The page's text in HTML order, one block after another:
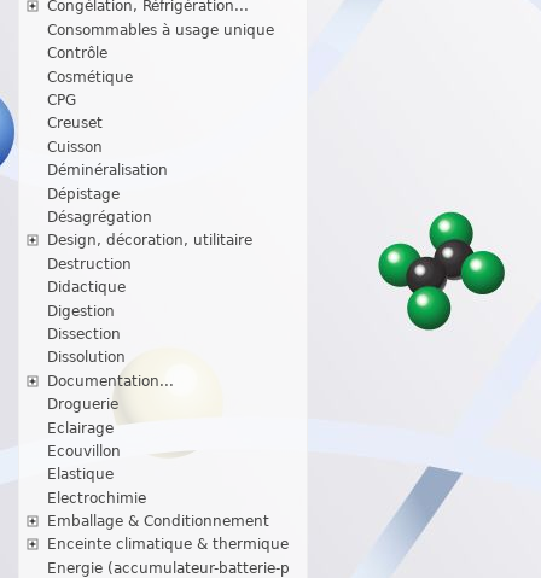
Congélation, Réfrigération...
Consommables à usage unique
Contrôle
Cosmétique
CPG
Creuset
Cuisson
Déminéralisation
Dépistage
Désagrégation
Design, décoration, utilitaire
Destruction
Didactique
Digestion
Dissection
Dissolution
Documentation...
Droguerie
Eclairage
Ecouvillon
Elastique
Electrochimie
Emballage & Conditionnement
Enceinte climatique & thermique
Energie (accumulateur-batterie-p